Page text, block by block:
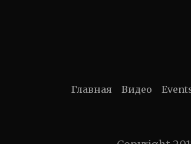
Главная Видео